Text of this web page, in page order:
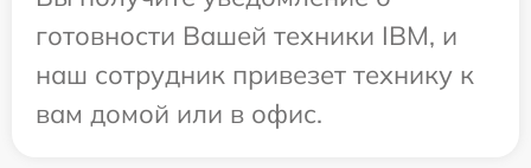
готовности Вашей техники IBM, и
наш сотрудник привезет технику к
вам домой или в офис.